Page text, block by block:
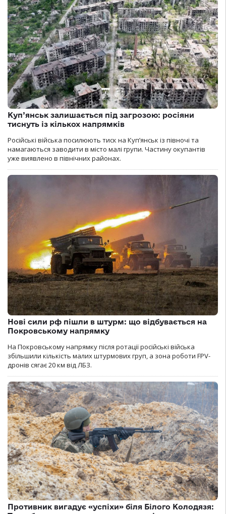
Куп’янськ залишається під загрозою: росіяни
тиснуть із кількох напрямків
Російські війська посилюють тиск на Куп’янськ із півночі та
намагаються заводити в місто малі групи. Частину окупантів
уже виявлено в північних районах.
Нові сили рф пішли в штурм: що відбувається на
Покровському напрямку
На Покровському напрямку після ротації російські війська
збільшили кількість малих штурмових груп, а зона роботи FPV-
дронів сягає 20 км від ЛБЗ.
Противник вигадує «успіхи» біля Білого Колодязя: